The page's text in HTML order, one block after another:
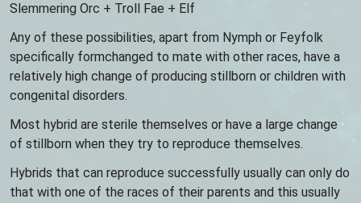
Slemmering Orc + Troll Fae + Elf
Any of these possibilities, apart from Nymph or Feyfolk
specifically formchanged to mate with other races, have a
relatively high change of producing stillborn or children with
congenital disorders.
Most hybrid are sterile themselves or have a large change
of stillborn when they try to reproduce themselves.
Hybrids that can reproduce successfully usually can only do
that with one of the races of their parents and this usually